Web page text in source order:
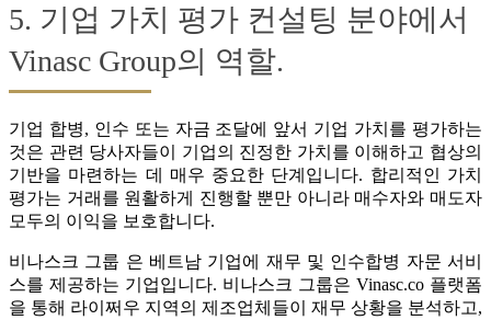
5. 기업 가치 평가 컨설팅 분야에서
Vinasc Group의 역할.
기업 합병, 인수 또는 자금 조달에 앞서 기업 가치를 평가하는
것은 관련 당사자들이 기업의 진정한 가치를 이해하고 협상의
기반을 마련하는 데 매우 중요한 단계입니다. 합리적인 가치
평가는 거래를 원활하게 진행할 뿐만 아니라 매수자와 매도자
모두의 이익을 보호합니다.
비나스크 그룹 은 베트남 기업에 재무 및 인수합병 자문 서비
스를 제공하는 기업입니다. 비나스크 그룹은 Vinasc.co 플랫폼
을 통해 라이쩌우 지역의 제조업체들이 재무 상황을 분석하고,